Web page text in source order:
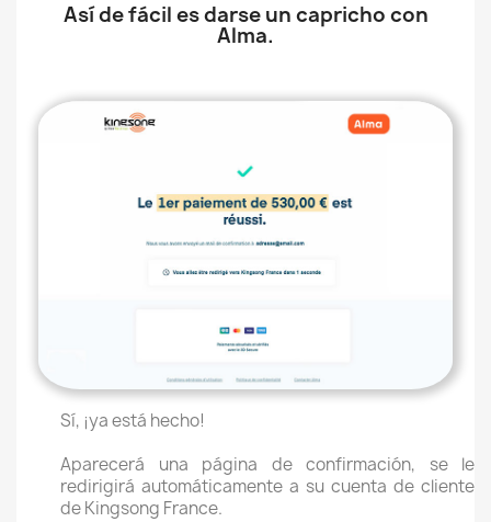
Así de fácil es darse un capricho con
Alma.
Sí, ¡ya está hecho!
Aparecerá una página de confirmación, se le
redirigirá automáticamente a su cuenta de cliente
de Kingsong France.